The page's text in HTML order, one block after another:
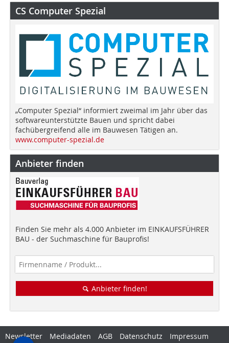
CS Computer Spezial
„Computer Spezial“ informiert zweimal im Jahr über das
softwareunterstützte Bauen und spricht dabei
fachübergreifend alle im Bauwesen Tätigen an.
www.computer-spezial.de
Anbieter finden
Finden Sie mehr als 4.000 Anbieter im EINKAUFSFÜHRER
BAU - der Suchmaschine für Bauprofis!
Anbieter finden!
Newsletter Mediadaten AGB Datenschutz
Impressum